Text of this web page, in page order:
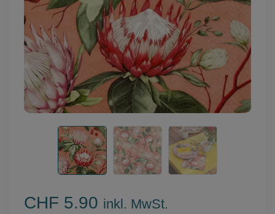
CHF 5.90 inkl. MwSt.